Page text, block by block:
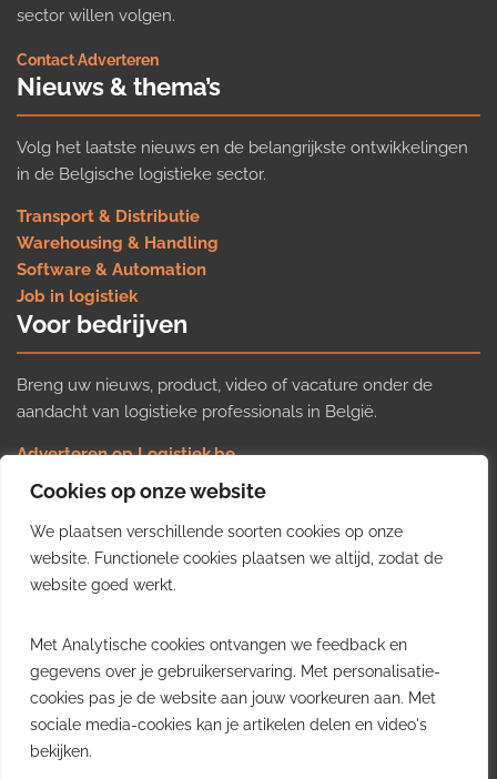
Cookies op onze website
We plaatsen verschillende soorten cookies op onze
website. Functionele cookies plaatsen we altijd, zodat de
website goed werkt.
Met Analytische cookies ontvangen we feedback en
gegevens over je gebruikerservaring. Met personalisatie-
cookies pas je de website aan jouw voorkeuren aan. Met
sociale media-cookies kan je artikelen delen en video's
bekijken.
sector willen volgen.
Contact·Adverteren
Nieuws & thema’s
Volg het laatste nieuws en de belangrijkste ontwikkelingen
in de Belgische logistieke sector.
Transport & Distributie
Warehousing & Handling
Software & Automation
Job in logistiek
Voor bedrijven
Breng uw nieuws, product, video of vacature onder de
aandacht van logistieke professionals in België.
Adverteren op Logistiek.be
Nieuws insturen
Uw video op Logistiek.TV
Job plaatsen
Gratis wekelijkse update
inzichten uit de Belgische logistieke sector in uw inbox.
Ontvang je gratis
wekelijkse update